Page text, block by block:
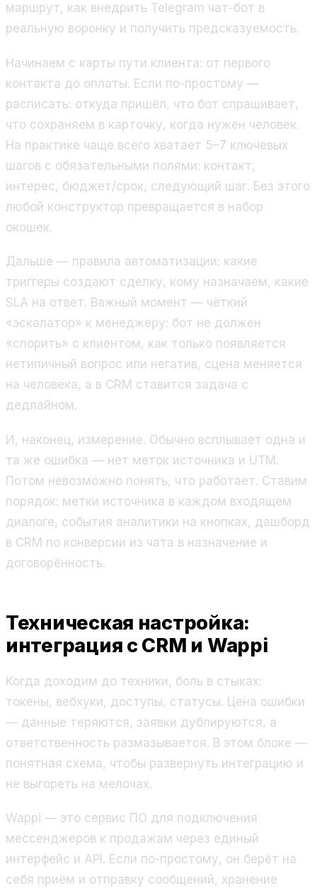
маршрут, как внедрить Telegram чат-бот в
реальную воронку и получить предсказуемость.
Начинаем с карты пути клиента: от первого
контакта до оплаты. Если по-простому —
расписать: откуда пришёл, что бот спрашивает,
что сохраняем в карточку, когда нужен человек.
На практике чаще всего хватает 5–7 ключевых
шагов с обязательными полями: контакт,
интерес, бюджет/срок, следующий шаг. Без этого
любой конструктор превращается в набор
окошек.
Дальше — правила автоматизации: какие
триггеры создают сделку, кому назначаем, какие
SLA на ответ. Важный момент — чёткий
«эскалатор» к менеджеру: бот не должен
«спорить» с клиентом, как только появляется
нетипичный вопрос или негатив, сцена меняется
на человека, а в CRM ставится задача с
дедлайном.
И, наконец, измерение. Обычно всплывает одна и
та же ошибка — нет меток источника и UTM.
Потом невозможно понять, что работает. Ставим
порядок: метки источника в каждом входящем
диалоге, события аналитики на кнопках, дашборд
в CRM по конверсии из чата в назначение и
договорённость.
Техническая настройка:
интеграция с CRM и Wappi
Когда доходим до техники, боль в стыках:
токены, вебхуки, доступы, статусы. Цена ошибки
— данные теряются, заявки дублируются, а
ответственность размазывается. В этом блоке —
понятная схема, чтобы развернуть интеграцию и
не выгореть на мелочах.
Wappi — это сервис ПО для подключения
мессенджеров к продажам через единый
интерфейс и API. Если по-простому, он берёт на
себя приём и отправку сообщений, хранение